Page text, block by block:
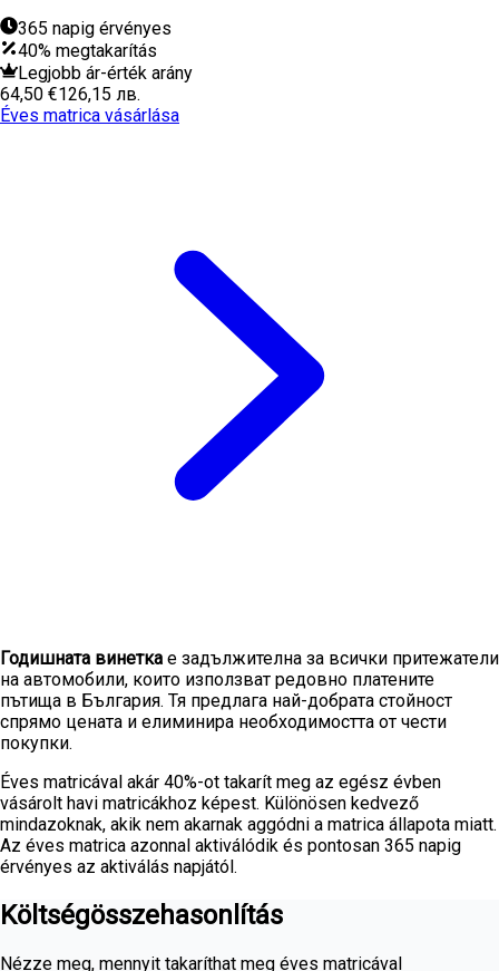
365 napig érvényes
40% megtakarítás
Legjobb ár-érték arány
64,50 €126,15 лв.
Éves matrica vásárlása
Годишната винетка е задължителна за всички притежатели
на автомобили, които използват редовно платените
пътища в България. Тя предлага най-добрата стойност
спрямо цената и елиминира необходимостта от чести
покупки.
Éves matricával akár 40%-ot takarít meg az egész évben
vásárolt havi matricákhoz képest. Különösen kedvező
mindazoknak, akik nem akarnak aggódni a matrica állapota miatt.
Az éves matrica azonnal aktiválódik és pontosan 365 napig
érvényes az aktiválás napjától.
Költségösszehasonlítás
Nézze meg, mennyit takaríthat meg éves matricával